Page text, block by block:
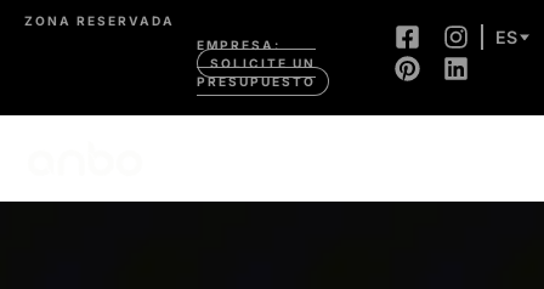
ZONA RESERVADA
EMPRESA:
SOLICITE UN
PRESUPUESTO
ES